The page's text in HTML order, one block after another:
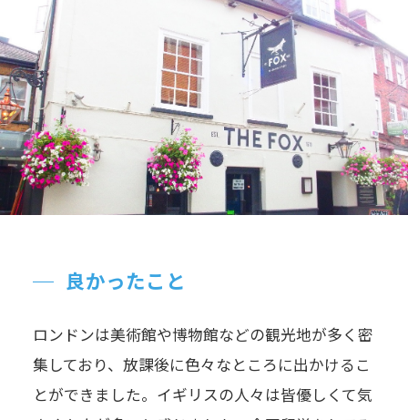
良かったこと
ロンドンは美術館や博物館などの観光地が多く密
集しており、放課後に色々なところに出かけるこ
とができました。イギリスの人々は皆優しくて気